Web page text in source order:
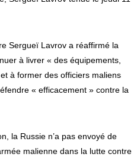
Sergueï Lavrov a réaffirmé la
à livrer « des équipements,
à former des officiers maliens
« efficacement » contre la
la Russie n’a pas envoyé de
malienne dans la lutte contre